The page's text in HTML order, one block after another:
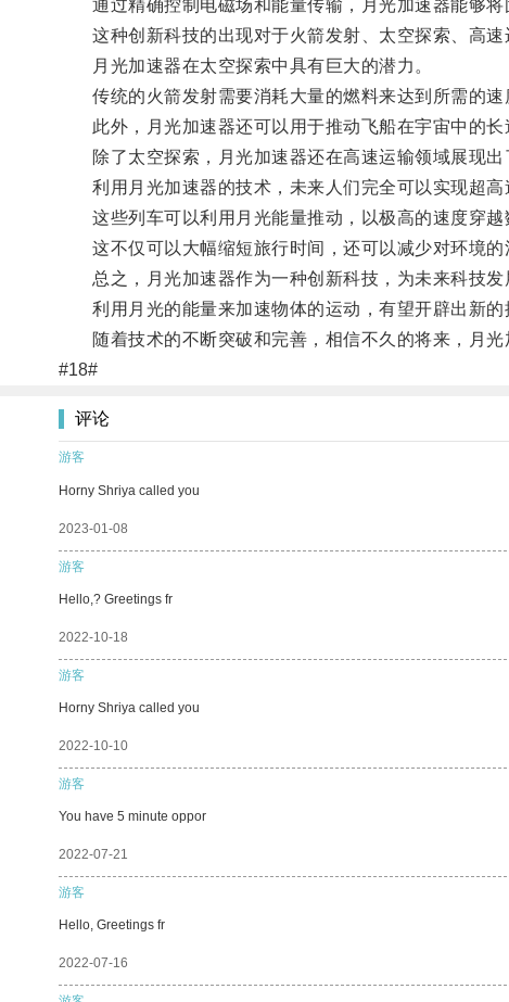
通过精确控制电磁场和能量传输，月光加速器能够将
这种创新科技的出现对于火箭发射、太空探索、高速
月光加速器在太空探索中具有巨大的潜力。
传统的火箭发射需要消耗大量的燃料来达到所需的速
此外，月光加速器还可以用于推动飞船在宇宙中的长
除了太空探索，月光加速器还在高速运输领域展现出
利用月光加速器的技术，未来人们完全可以实现超高
这些列车可以利用月光能量推动，以极高的速度穿越
这不仅可以大幅缩短旅行时间，还可以减少对环境的
总之，月光加速器作为一种创新科技，为未来科技发
利用月光的能量来加速物体的运动，有望开辟出新的
随着技术的不断突破和完善，相信不久的将来，月光
#18#
评论
游客
Horny Shriya called you
2023-01-08
游客
Hello,? Greetings fr
2022-10-18
游客
Horny Shriya called you
2022-10-10
游客
You have 5 minute oppor
2022-07-21
游客
Hello, Greetings fr
2022-07-16